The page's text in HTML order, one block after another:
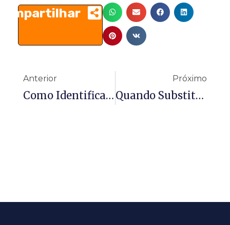
Anterior
Como Identificar E Selecionar Peças De Alta Qualidade Para Material Rodante De Escavadeira
Próximo
Quando Substituir Pinos E Buchas Da Escavadeira: Sinais, Custos E Dicas